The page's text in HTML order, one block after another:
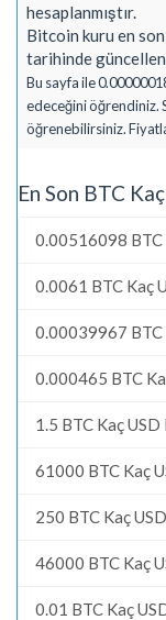
hesaplanmıştır.
Bitcoin kuru en
tarihinde
Bu sayfa ile
edeceğini öğrendiniz.
öğrenebilirsiniz.
En Son BTC
0.00516098 BTC
0.0061 BTC Kaç
0.00039967 BTC
0.000465 BTC
1.5 BTC Kaç USD
61000 BTC Kaç
250 BTC Kaç
46000 BTC Kaç
0.01 BTC Kaç